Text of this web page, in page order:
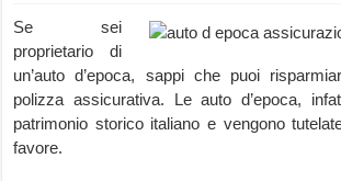
Se sei
proprietario di
un’auto d’epoca, sappi che puoi
polizza assicurativa. Le auto d’epoca,
patrimonio storico italiano e vengono
favore.